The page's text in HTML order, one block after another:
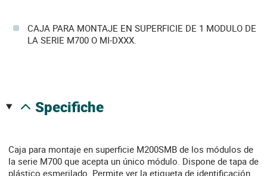
CAJA PARA MONTAJE EN SUPERFICIE DE 1 MODULO DE
LA SERIE M700 O MI-DXXX.
specifiche
Caja para montaje en superficie M200SMB de los módulos de
la serie M700 que acepta un único módulo. Dispone de tapa de
plástico esmerilado. Permite ver la etiqueta de identificación